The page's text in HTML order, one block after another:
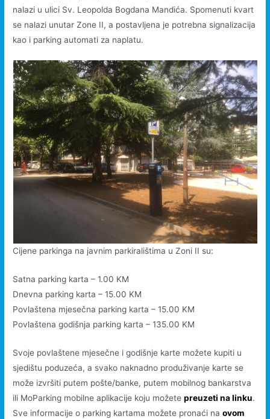
nalazi u ulici Sv. Leopolda Bogdana Mandića. Spomenuti kvart
se nalazi unutar Zone II, a postavljena je potrebna signalizacija
kao i parking automati za naplatu.
Cijene parkinga na javnim parkiralištima u Zoni II su:
Satna parking karta – 1.00 KM
Dnevna parking karta – 15.00 KM
Povlaštena mjesečna parking karta – 15.00 KM
Povlaštena godišnja parking karta – 135.00 KM
Svoje povlaštene mjesečne i godišnje karte možete kupiti u
sjedištu poduzeća, a svako naknadno produživanje karte se
može izvršiti putem pošte/banke, putem mobilnog bankarstva
ili MoParking mobilne aplikacije koju možetepreuzeti na linku.
Sve informacije o parking kartama možete pronaći naovom